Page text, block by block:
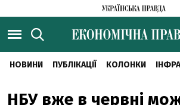
НОВИНИ ПУБЛІКАЦІЇ КОЛОНКИ
НБУ вже в червні